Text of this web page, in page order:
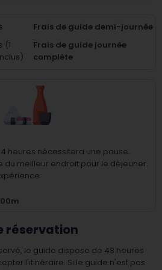
Frais de guide demi-journée
(1
Frais de guide journée
complète
heures nécessitera une pause.
du meilleur endroit pour le déjeuner.
00m
réservation
le guide dispose de 48 heures
l'itinéraire. Si le guide n'est pas